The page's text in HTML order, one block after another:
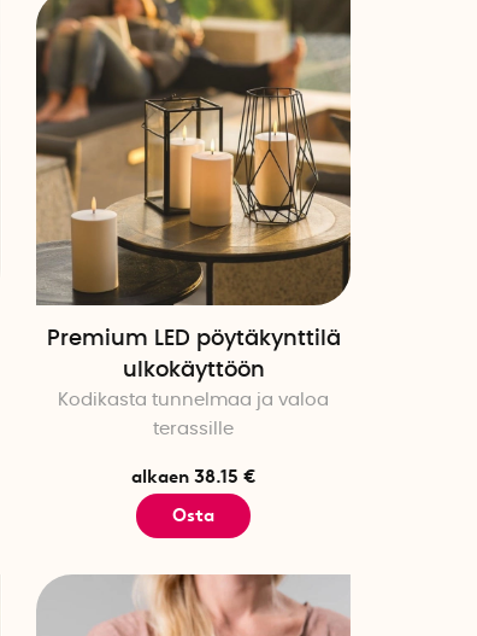
Premium LED pöytäkynttilä
ulkokäyttöön
Kodikasta tunnelmaa ja valoa
terassille
alkaen 38.15 €
Osta